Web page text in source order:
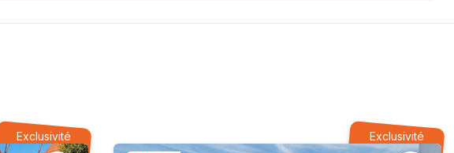
Exclusivité Exclusivité